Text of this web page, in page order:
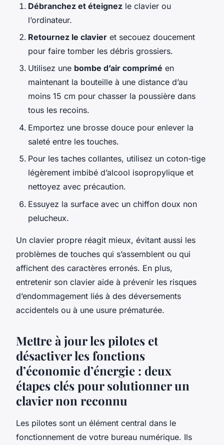
Débranchez et éteignez le clavier ou
l’ordinateur.
Retournez le clavier et secouez doucement
pour faire tomber les débris grossiers.
Utilisez une bombe d’air comprimé en
maintenant la bouteille à une distance d’au
moins 15 cm pour chasser la poussière dans
tous les recoins.
Emportez une brosse douce pour enlever la
saleté entre les touches.
Pour les taches collantes, utilisez un coton-tige
légèrement imbibé d’alcool isopropylique et
nettoyez avec précaution.
Essuyez la surface avec un chiffon doux non
pelucheux.
Un clavier propre réagit mieux, évitant aussi les
problèmes de touches qui s’assemblent ou qui
affichent des caractères erronés. En plus,
entretenir son clavier aide à prévenir les risques
d’endommagement liés à des déversements
accidentels ou à une usure prématurée.
Mettre à jour les pilotes et
désactiver les fonctions
d’économie d’énergie : deux
étapes clés pour solutionner un
clavier non reconnu
Les pilotes sont un élément central dans le
fonctionnement de votre bureau numérique. Ils